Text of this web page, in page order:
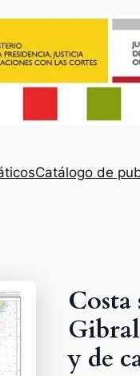
Catálogo de
Costa
y de